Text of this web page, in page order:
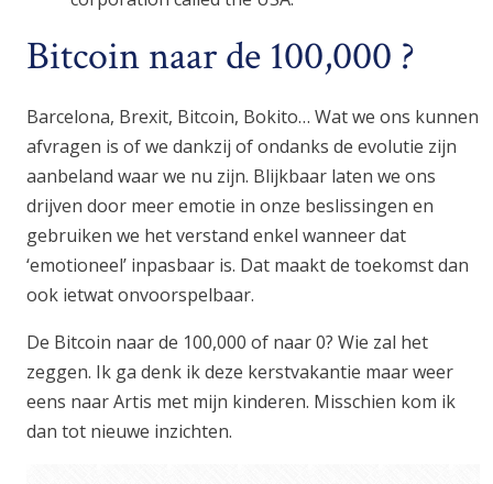
Bitcoin naar de 100,000 ?
Barcelona, Brexit, Bitcoin, Bokito… Wat we ons kunnen
afvragen is of we dankzij of ondanks de evolutie zijn
aanbeland waar we nu zijn. Blijkbaar laten we ons
drijven door meer emotie in onze beslissingen en
gebruiken we het verstand enkel wanneer dat
‘emotioneel’ inpasbaar is. Dat maakt de toekomst dan
ook ietwat onvoorspelbaar.
De Bitcoin naar de 100,000 of naar 0? Wie zal het
zeggen. Ik ga denk ik deze kerstvakantie maar weer
eens naar Artis met mijn kinderen. Misschien kom ik
dan tot nieuwe inzichten.